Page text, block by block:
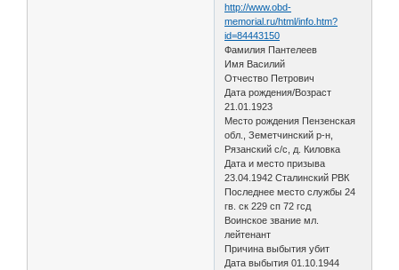
http://www.obd-
memorial.ru/html/info.htm?
id=84443150
Фамилия Пантелеев
Имя Василий
Отчество Петрович
Дата рождения/Возраст
21.01.1923
Место рождения Пензенская
обл., Земетчинский р-н,
Рязанский с/с, д. Киловка
Дата и место призыва
23.04.1942 Сталинский РВК
Последнее место службы 24
гв. ск 229 сп 72 гсд
Воинское звание мл.
лейтенант
Причина выбытия убит
Дата выбытия 01.10.1944